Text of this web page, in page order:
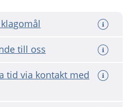
till oss
tid via kontakt med